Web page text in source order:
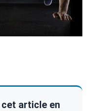
article en